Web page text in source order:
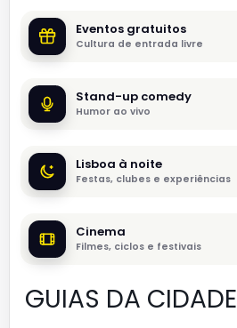
Eventos gratuitos
Cultura de entrada livre
Stand-up comedy
Humor ao vivo
Lisboa à noite
Festas, clubes e experiências
Cinema
Filmes, ciclos e festivais
GUIAS DA CIDADE